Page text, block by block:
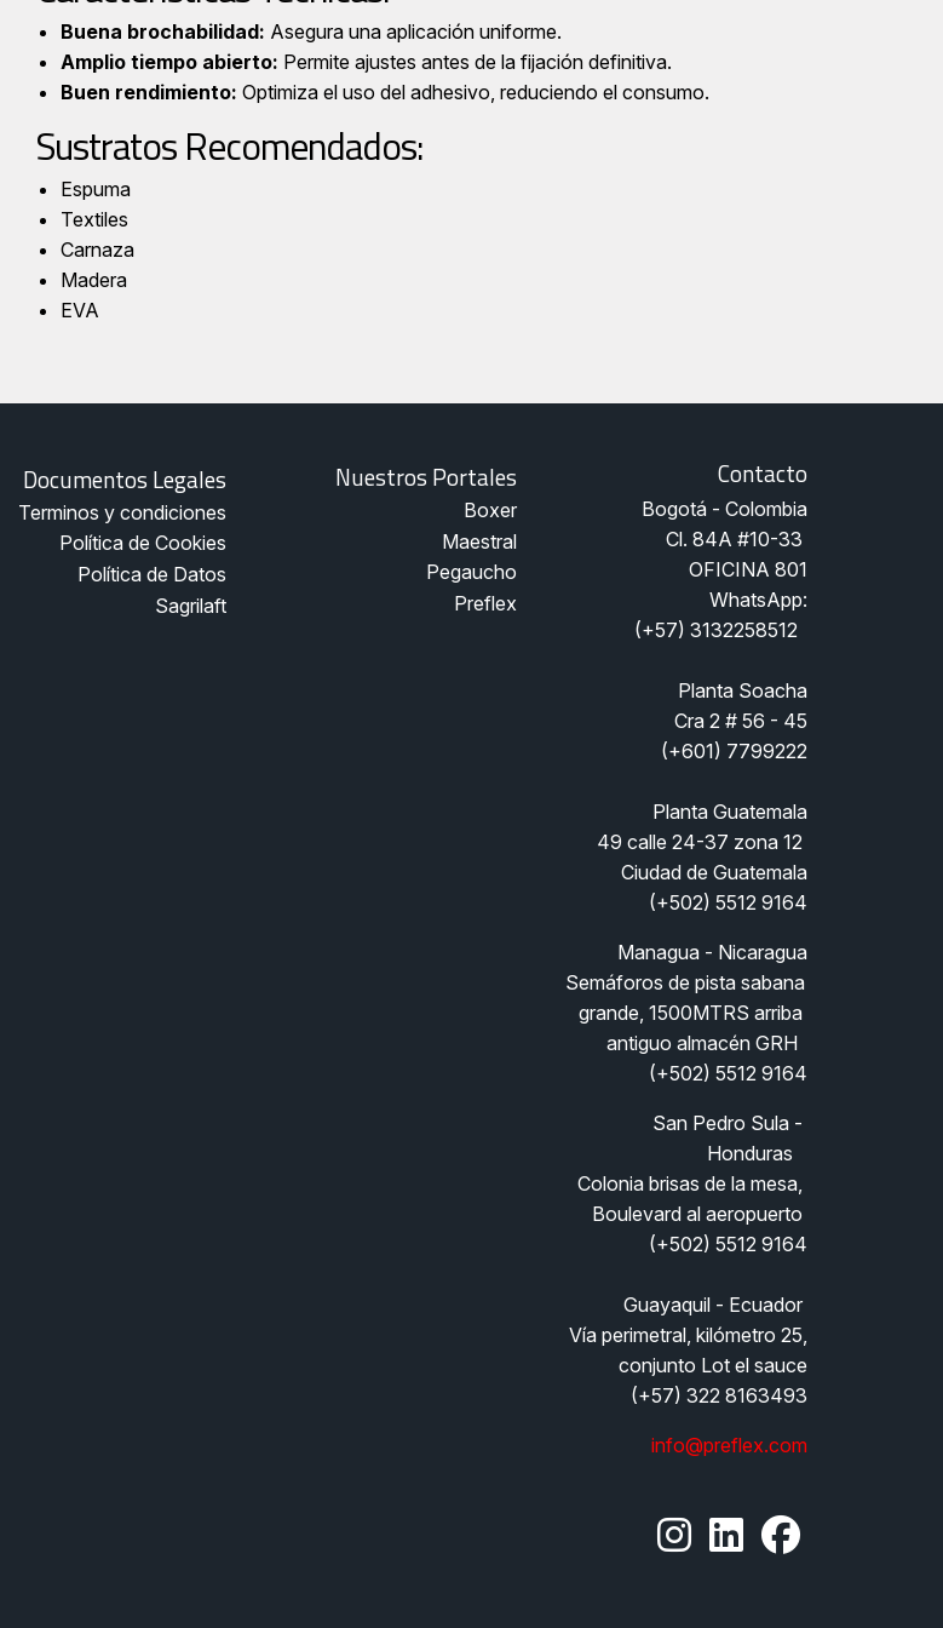
Buena brochabilidad: Asegura una aplicación uniforme.
Amplio tiempo abierto: Permite ajustes antes de la fijación definitiva.
Buen rendimiento:Optimiza el uso del adhesivo, reduciendo el consumo.
Sustratos Recomendados:
Espuma
Textiles
Carnaza
Madera
EVA
Documentos
Legales
Pegaucho
Documentos Legales
Terminos y condiciones
Política de Cookies
Política de Datos
Sagrilaft
Nuestros
Portales
Nuestros Portales
Boxer
Maestral
Pegaucho
Preflex
Contacto
Bogotá - Colombia
Cl. 84A #10-33
OFICINA 801
WhatsApp:
(+57) 3132258512
Planta Soacha
Cra 2 # 56 - 45
(+601) 7799222
Planta Guatemala
49 calle 24-37 zona 12
Ciudad de Guatemala
(+502) 5512 9164
Managua - Nicaragua
Semáforos de pista sabana
grande, 1500MTRS arriba
antiguo almacén GRH
(+502) 5512 9164
San Pedro Sula -
Honduras
Colonia brisas de la mesa,
Boulevard al aeropuerto
(+502) 5512 9164
Guayaquil - Ecuador
Vía perimetral, kilómetro 25,
conjunto Lot el sauce
(+57) 322 8163493
info@preflex.com